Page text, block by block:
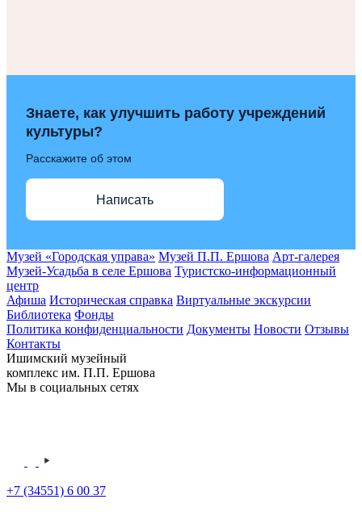
Знаете, как улучшить работу учреждений
культуры?
Расскажите об этом
Написать
Музей «Городская управа» Музей П.П. Ершова Арт-галерея
Музей-Усадьба в селе Ершова Туристско-информационный
центр
Афиша Историческая справка Виртуальные экскурсии
Библиотека Фонды
Политика конфиденциальности Документы Новости Отзывы
Контакты
Ишимский музейный
комплекс им. П.П. Ершова
Мы в социальных сетях
+7 (34551) 6 00 37